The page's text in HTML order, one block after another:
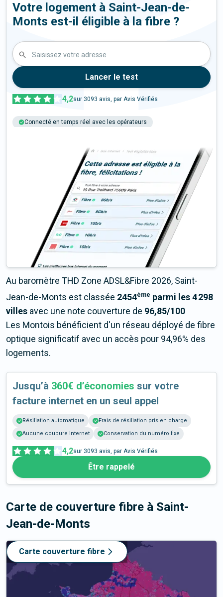
Votre logement à Saint-Jean-de-
Monts est-il éligible à la fibre ?
Saisissez votre adresse
Lancer le test
4,2sur 3093 avis, par Avis Vérifiés
Connecté en temps réel avec les opérateurs
Au baromètre THD Zone ADSL&Fibre 2026, Saint-
Jean-de-Monts est classée 2454ème parmi les 4 298
villes avec une note couverture de 96,85/100
Les Montois bénéficient d'un réseau déployé de fibre
optique significatif avec un accès pour 94,96% des
logements.
Jusqu’à 360€ d’économies sur votre
facture internet en un seul appel
Résiliation automatique
Frais de résiliation pris en charge
Aucune coupure internet
Conservation du numéro fixe
4,2sur 3093 avis, par Avis Vérifiés
Être rappelé
Carte de couverture fibre à Saint-
Jean-de-Monts
Carte couverture fibre